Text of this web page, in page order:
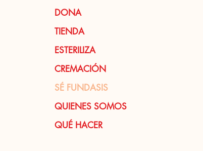
DONA
TIENDA
ESTERILIZA
CREMACIÓN
SÉ FUNDASIS
QUIENES SOMOS
QUÉ HACER